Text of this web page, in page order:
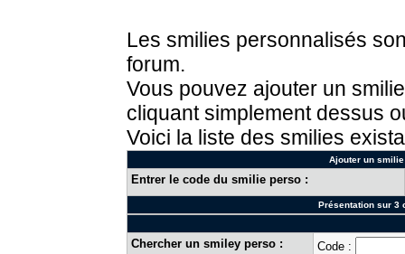
Les smilies personnalisés
forum.
Vous pouvez ajouter un
cliquant simplement dessus
Voici la liste des smilies
Ajouter un
Entrer le code du smilie perso :
Présentation sur 3
Chercher un smiley perso : Code :